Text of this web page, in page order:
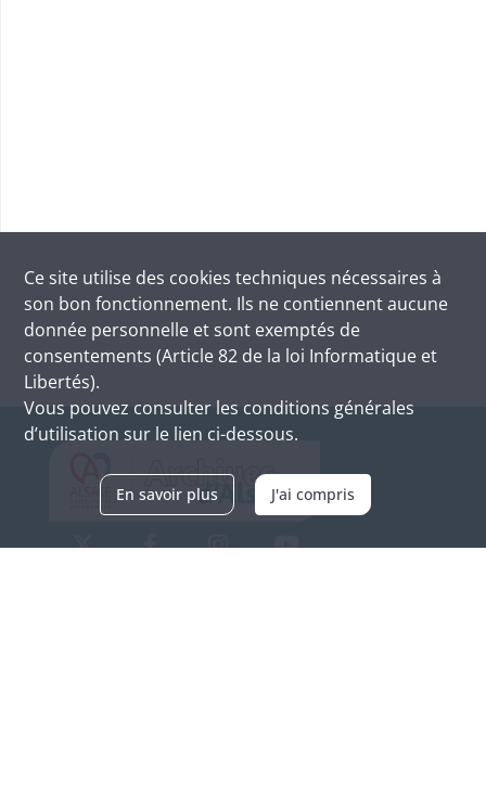
Ce site utilise des cookies techniques nécessaires à
son bon fonctionnement. Ils ne contiennent aucune
donnée personnelle et sont exemptés de
consentements (Article 82 de la loi Informatique et
Libertés).
Vous pouvez consulter les conditions générales
d’utilisation sur le lien ci-dessous.
En savoir plus J'ai compris